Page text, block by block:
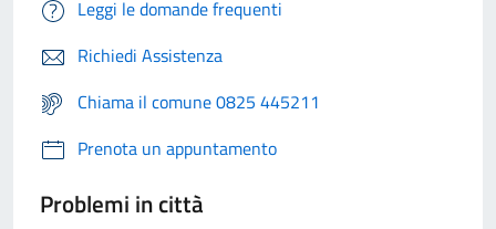
Leggi le domande frequenti
Richiedi Assistenza
Chiama il comune 0825 445211
Prenota un appuntamento
Problemi in città